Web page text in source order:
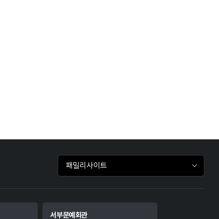
패밀리사이트 바로가기
서부문예회관